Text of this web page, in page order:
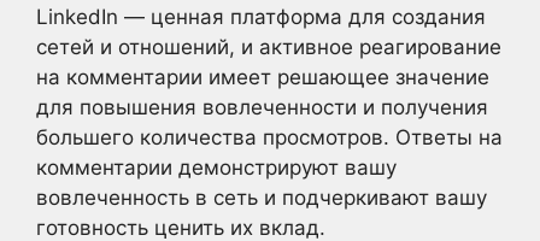
LinkedIn — ценная платформа для создания
сетей и отношений, и активное реагирование
на комментарии имеет решающее значение
для повышения вовлеченности и получения
большего количества просмотров. Ответы на
комментарии демонстрируют вашу
вовлеченность в сеть и подчеркивают вашу
готовность ценить их вклад.